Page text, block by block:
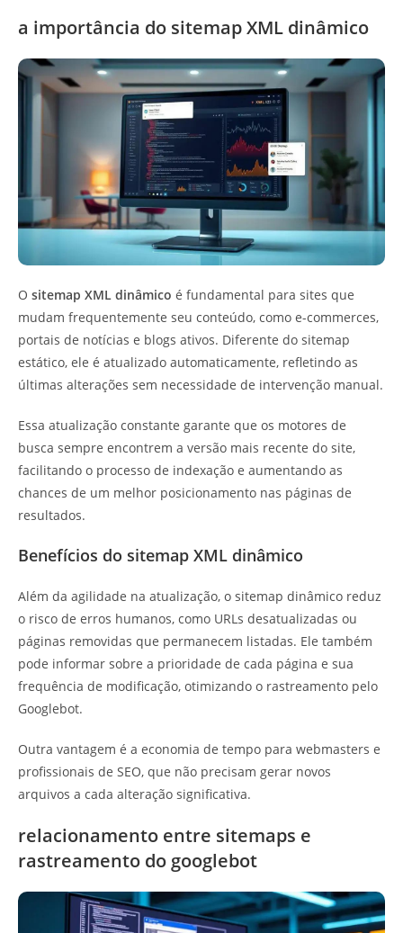
a importância do sitemap XML dinâmico
O sitemap XML dinâmico é fundamental para sites que
mudam frequentemente seu conteúdo, como e-commerces,
portais de notícias e blogs ativos. Diferente do sitemap
estático, ele é atualizado automaticamente, refletindo as
últimas alterações sem necessidade de intervenção manual.
Essa atualização constante garante que os motores de
busca sempre encontrem a versão mais recente do site,
facilitando o processo de indexação e aumentando as
chances de um melhor posicionamento nas páginas de
resultados.
Benefícios do sitemap XML dinâmico
Além da agilidade na atualização, o sitemap dinâmico reduz
o risco de erros humanos, como URLs desatualizadas ou
páginas removidas que permanecem listadas. Ele também
pode informar sobre a prioridade de cada página e sua
frequência de modificação, otimizando o rastreamento pelo
Googlebot.
Outra vantagem é a economia de tempo para webmasters e
profissionais de SEO, que não precisam gerar novos
arquivos a cada alteração significativa.
relacionamento entre sitemaps e
rastreamento do googlebot